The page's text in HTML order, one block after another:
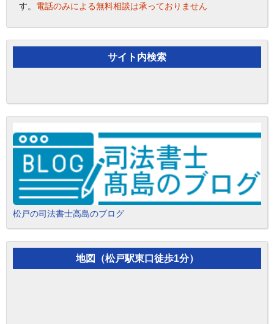
す。 電話のみによる無料相談は承っておりません
サイト内検索
松戸の司法書士高島のブログ
地図（松戸駅東口徒歩1分）